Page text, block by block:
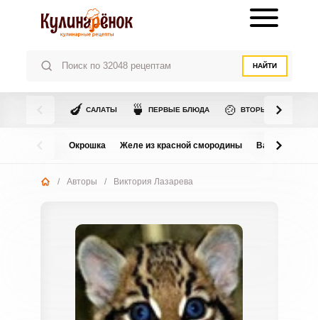
НАЙТИ
🍆 САЛАТЫ 🍵 ПЕРВЫЕ БЛЮДА 🍲 ВТОРЫЕ БЛЮДА
Окрошка Желе из красной смородины Варенье из
/ Авторы / Виктория Лазарева